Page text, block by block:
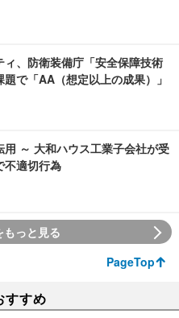
ィ、防衛装備庁「安全保障技術
で「AA（想定以上の成果）」
～ 大和ハウス工業子会社が受
不適切行為
もっと見る
PageTop
すすめ